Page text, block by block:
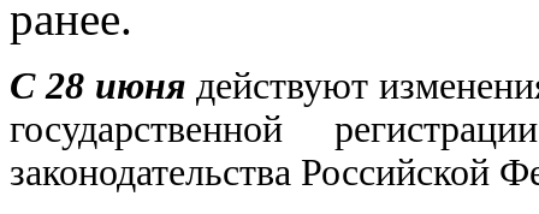
ранее.
С 28 июня действуют
государственной
законодательства Российской